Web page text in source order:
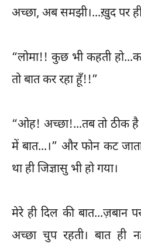
अच्छा, अब समझी।...ख़ुद पर
“लोमा!! कुछ भी कहती
तो बात कर रहा हूँ!!”
“ओह! अच्छा!...तब तो ठीक
में बात...।” और फोन कट
था ही जिज्ञासु भी हो गया।
मेरे ही दिल की बात...ज़बान
अच्छा चुप रहती। बात ही